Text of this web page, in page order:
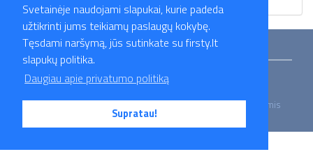
Svetainėje naudojami slapukai, kurie padeda
užtikrinti jums teikiamų paslaugų kokybę.
Tęsdami naršymą, jūs sutinkate su firsty.lt
slapukų politika.
Daugiau apie privatumo politiką
Supratau!
Mokymai Straipsniai Darbo skelbimai Darbdaviai Partneriai
Apie mus Kontaktai Privatumo politika
2026 Firsty.lt - Visos teisės saugomos. Susisiekite su mumis
- info@firsty.lt